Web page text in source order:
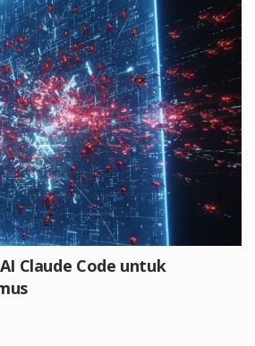
Claude Code untuk